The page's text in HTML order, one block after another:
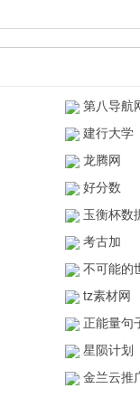
第八导航
建行大学
龙腾网
好分数
玉衡杯数
考古加
不可能的
tz素材网
正能量句
星陨计划
金兰云推